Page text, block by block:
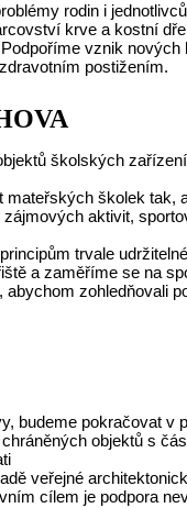
rodin i
krve a kostní
vznik nových
postižením.
školských
školek
aktivit,
trvale
a zaměříme se na
budeme pokračovat
objektů s
veřejné
cílem je podpora